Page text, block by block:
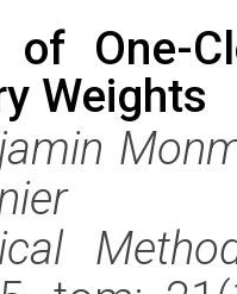
of One-
Weights